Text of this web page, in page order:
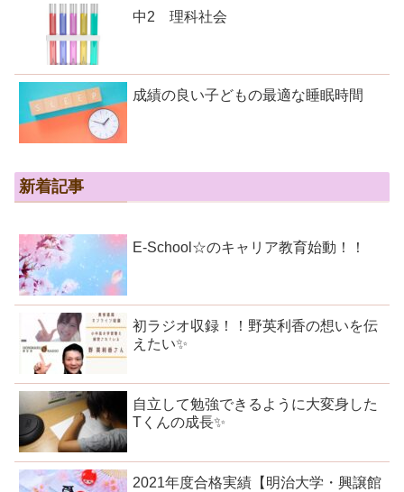
中2 理科社会
成績の良い子どもの最適な睡眠時間
新着記事
E-School☆のキャリア教育始動！！
初ラジオ収録！！野英利香の想いを伝
えたい✨
自立して勉強できるように大変身した
Tくんの成長✨
2021年度合格実績【明治大学・興譲館